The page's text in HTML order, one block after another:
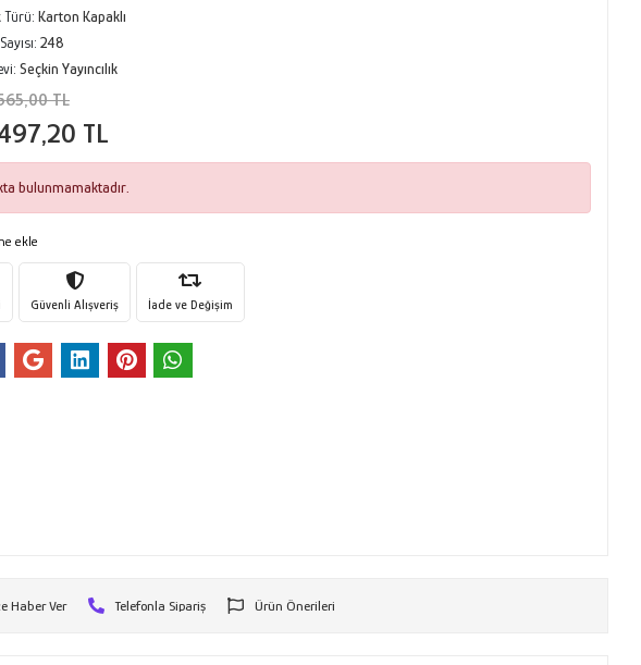
Türü: Karton Kapaklı
248
Seçkin Yayıncılık
TL
TL
bulunmamaktadır.
ekle
Güvenli Alışveriş İade ve Değişim
Haber Ver Telefonla Sipariş Ürün Önerileri